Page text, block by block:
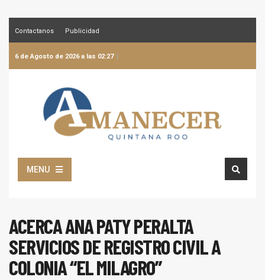
Contactanos Publicidad
6 de Agosto de 2026 a las 02:27
MENU
ACERCA ANA PATY PERALTA
SERVICIOS DE REGISTRO CIVIL A
COLONIA “EL MILAGRO”